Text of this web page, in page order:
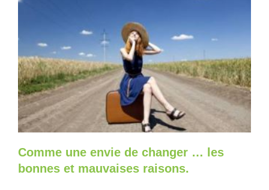
Comme une envie de changer … les
bonnes et mauvaises raisons.